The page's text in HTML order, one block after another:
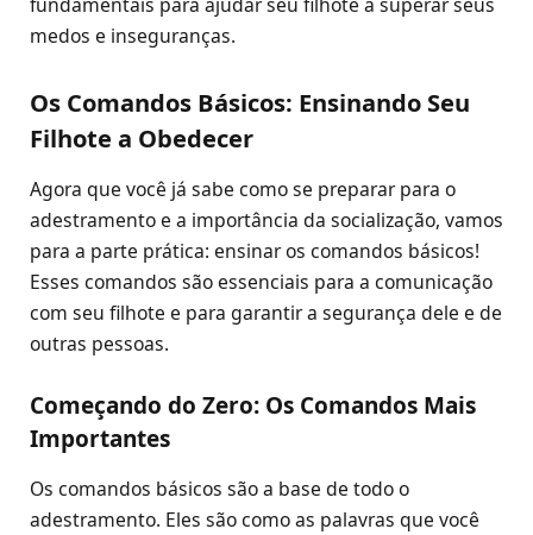
fundamentais para ajudar seu filhote a superar seus
medos e inseguranças.
Os Comandos Básicos: Ensinando Seu
Filhote a Obedecer
Agora que você já sabe como se preparar para o
adestramento e a importância da socialização, vamos
para a parte prática: ensinar os comandos básicos!
Esses comandos são essenciais para a comunicação
com seu filhote e para garantir a segurança dele e de
outras pessoas.
Começando do Zero: Os Comandos Mais
Importantes
Os comandos básicos são a base de todo o
adestramento. Eles são como as palavras que você